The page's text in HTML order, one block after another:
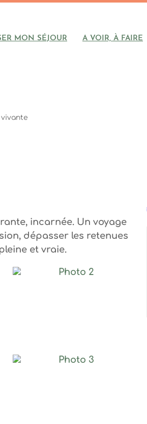
MON SÉJOUR A VOIR, À FAIRE
vivante
incarnée. Un voyage
dépasser les retenues
et vraie.
Photo 2
Photo 3